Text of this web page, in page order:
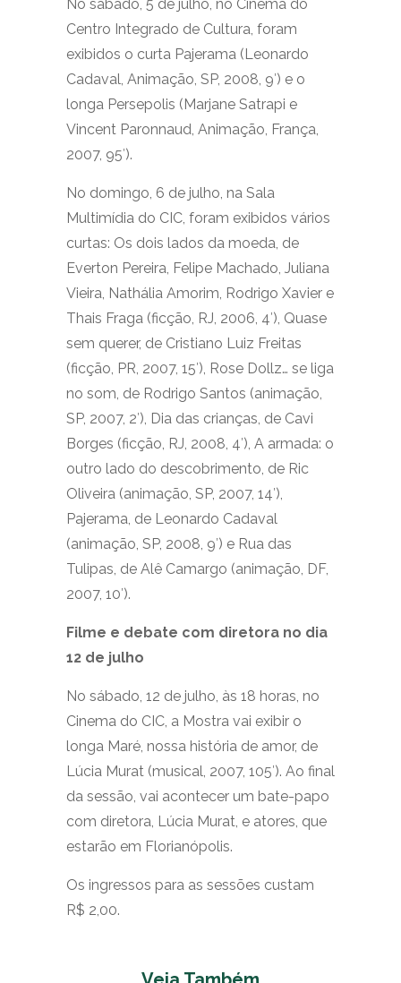
No sábado, 5 de julho, no Cinema do
Centro Integrado de Cultura, foram
exibidos o curta Pajerama (Leonardo
Cadaval, Animação, SP, 2008, 9′) e o
longa Persepolis (Marjane Satrapi e
Vincent Paronnaud, Animação, França,
2007, 95′).
No domingo, 6 de julho, na Sala
Multimídia do CIC, foram exibidos vários
curtas: Os dois lados da moeda, de
Everton Pereira, Felipe Machado, Juliana
Vieira, Nathália Amorim, Rodrigo Xavier e
Thais Fraga (ficção, RJ, 2006, 4′), Quase
sem querer, de Cristiano Luiz Freitas
(ficção, PR, 2007, 15′), Rose Dollz… se liga
no som, de Rodrigo Santos (animação,
SP, 2007, 2′), Dia das crianças, de Cavi
Borges (ficção, RJ, 2008, 4′), A armada: o
outro lado do descobrimento, de Ric
Oliveira (animação, SP, 2007, 14′),
Pajerama, de Leonardo Cadaval
(animação, SP, 2008, 9′) e Rua das
Tulipas, de Alê Camargo (animação, DF,
2007, 10′).
Filme e debate com diretora no dia
12 de julho
No sábado, 12 de julho, às 18 horas, no
Cinema do CIC, a Mostra vai exibir o
longa Maré, nossa história de amor, de
Lúcia Murat (musical, 2007, 105′). Ao final
da sessão, vai acontecer um bate-papo
com diretora, Lúcia Murat, e atores, que
estarão em Florianópolis.
Os ingressos para as sessões custam
R$ 2,00.